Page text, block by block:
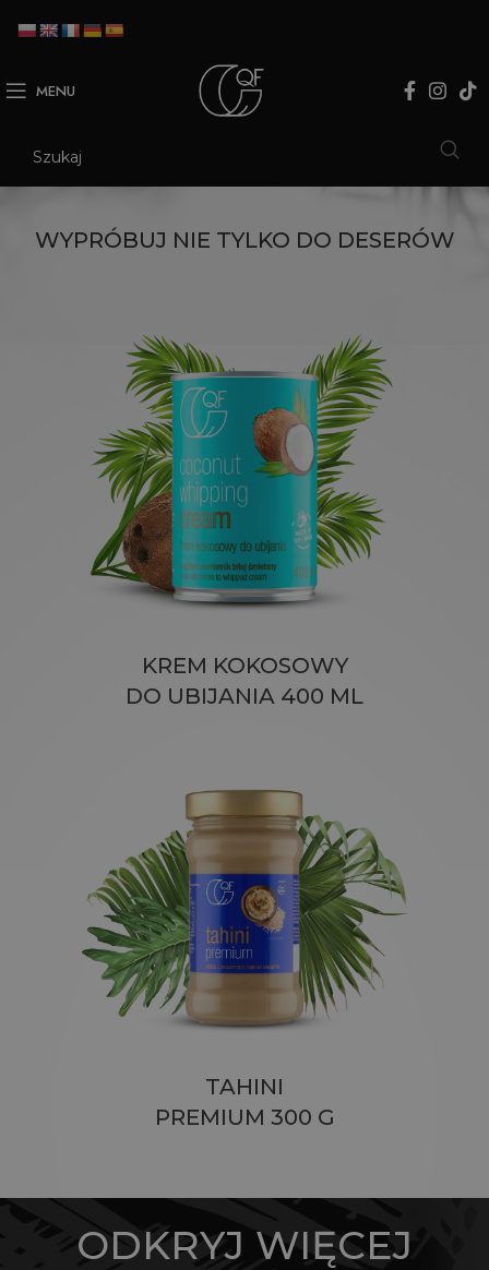
MENU
WYPRÓBUJ NIE TYLKO DO DESERÓW
KREM KOKOSOWY
DO UBIJANIA 400 ML
TAHINI
PREMIUM 300 G
ODKRYJ WIĘCEJ